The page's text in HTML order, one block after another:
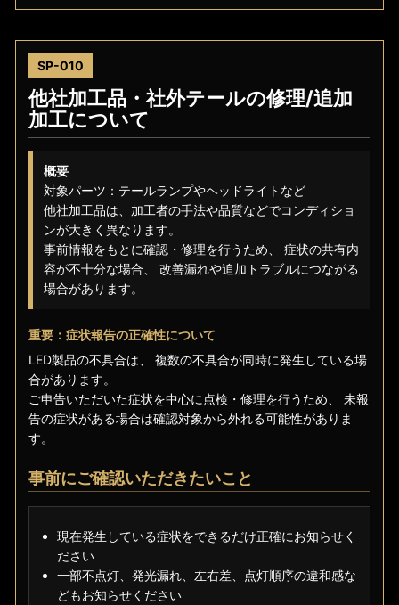
SP-010
他社加工品・社外テールの修理/追加
加工について
概要
対象パーツ：テールランプやヘッドライトなど
他社加工品は、加工者の手法や品質などでコンディショ
ンが大きく異なります。
事前情報をもとに確認・修理を行うため、 症状の共有内
容が不十分な場合、 改善漏れや追加トラブルにつながる
場合があります。
重要：症状報告の正確性について
LED製品の不具合は、 複数の不具合が同時に発生している場
合があります。
ご申告いただいた症状を中心に点検・修理を行うため、 未報
告の症状がある場合は確認対象から外れる可能性がありま
す。
事前にご確認いただきたいこと
現在発生している症状をできるだけ正確にお知らせく
ださい
一部不点灯、発光漏れ、左右差、点灯順序の違和感な
どもお知らせください